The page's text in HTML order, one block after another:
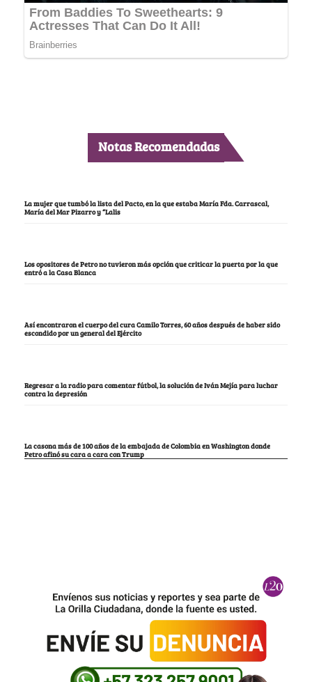
Notas Recomendadas
La mujer que tumbó la lista del Pacto, en la que estaba María Fda. Carrascal,
María del Mar Pizarro y “Lalis
Los opositores de Petro no tuvieron más opción que criticar la puerta por la que
entró a la Casa Blanca
Así encontraron el cuerpo del cura Camilo Torres, 60 años después de haber sido
escondido por un general del Ejército
Regresar a la radio para comentar fútbol, la solución de Iván Mejía para luchar
contra la depresión
La casona más de 100 años de la embajada de Colombia en Washington donde
Petro afinó su cara a cara con Trump